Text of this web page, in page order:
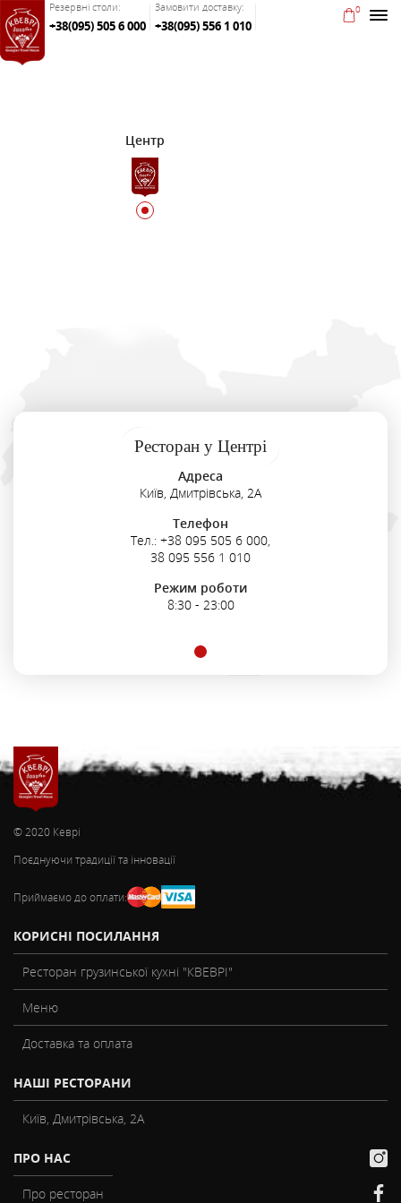
Резервні столи:
+38(095) 505 6 000
Замовити доставку:
+38(095) 556 1 010
0
Ресторан у Центрі
Адреса
Київ, Дмитрівська, 2А
Телефон
Тел.: +38 095 505 6 000,
38 095 556 1 010
Режим роботи
8:30 - 23:00
Центр
© 2020 Кеврі
Поєднуючи традиції та інновації
Приймаємо до оплати:
КОРИСНІ ПОСИЛАННЯ
Ресторан грузинської кухні "КВЕВРІ"
Меню
Доставка та оплата
НАШІ РЕСТОРАНИ
Київ, Дмитрівська, 2А
ПРО НАС
Про ресторан